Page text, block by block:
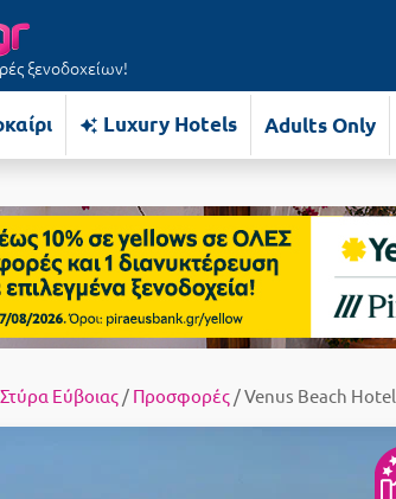
ξενοδοχείων!
Luxury Hotels Adults Only
Εύβοιας / Προσφορές / Venus Beach Hotel